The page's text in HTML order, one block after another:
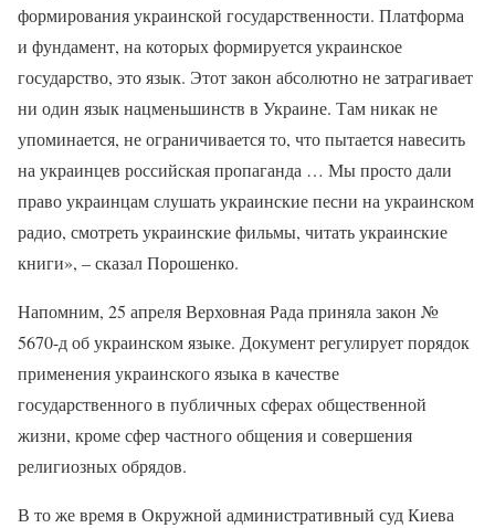
формирования украинской государственности. Платформа
и фундамент, на которых формируется украинское
государство, это язык. Этот закон абсолютно не затрагивает
ни один язык нацменьшинств в Украине. Там никак не
упоминается, не ограничивается то, что пытается навесить
на украинцев российская пропаганда … Мы просто дали
право украинцам слушать украинские песни на украинском
радио, смотреть украинские фильмы, читать украинские
книги», – сказал Порошенко.
Напомним, 25 апреля Верховная Рада приняла закон №
5670-д об украинском языке. Документ регулирует порядок
применения украинского языка в качестве
государственного в публичных сферах общественной
жизни, кроме сфер частного общения и совершения
религиозных обрядов.
В то же время в Окружной административный суд Киева